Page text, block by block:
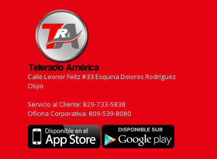
Calle Leonor Feltz #33 Esquina Dolores Rodríguez
Objio
Servicio al Cliente: 829-733-5838
Oficina Corporativa: 809-539-8080